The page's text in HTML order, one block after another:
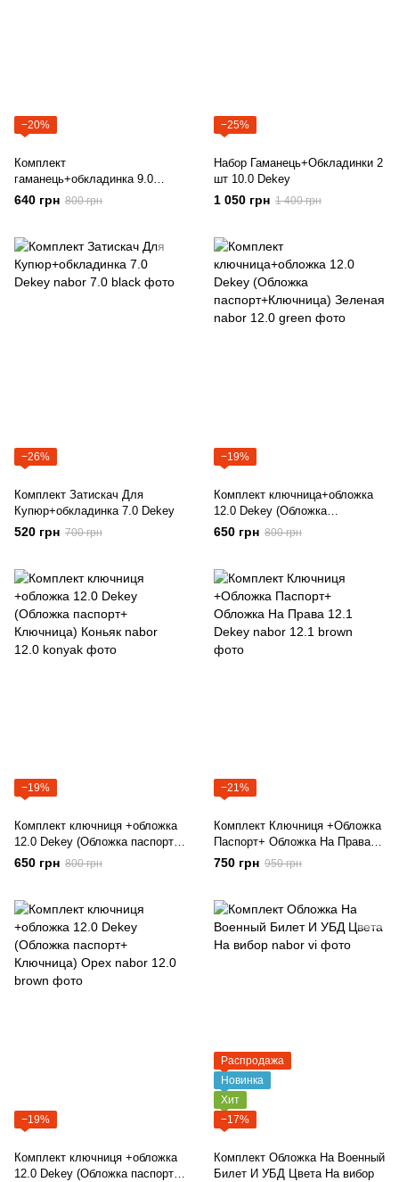
−20%
Комплект
гаманець+обкладинка 9.0
Dekey
640 грн 800 грн
−25%
Набор Гаманець+Обкладинки 2
шт 10.0 Dekey
1 050 грн 1 400 грн
−26%
Комплект Затискач Для
Купюр+обкладинка 7.0 Dekey
520 грн 700 грн
−19%
Комплект ключница+обложка
12.0 Dekey (Обложка
паспорт+Ключница) Зеленая
650 грн 800 грн
−19%
Комплект ключниця +обложка
12.0 Dekey (Обложка паспорт+
Ключница) Коньяк
650 грн 800 грн
−21%
Комплект Ключниця +Обложка
Паспорт+ Обложка На Права
12.1 Dekey
750 грн 950 грн
−19%
Комплект ключниця +обложка
12.0 Dekey (Обложка паспорт+
Распродажа
Новинка
Хит
−17%
Комплект Обложка На Военный
Билет И УБД Цвета На вибор